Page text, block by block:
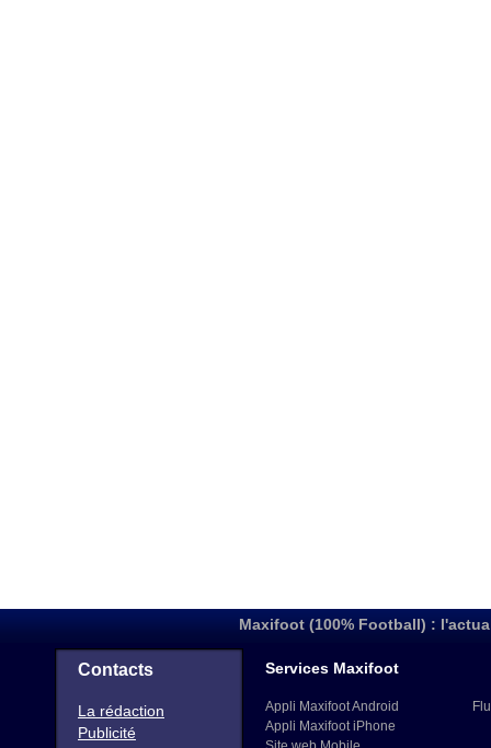
Maxifoot (100% Football) :
Contacts
La rédaction
Publicité
Services Maxifoot
Appli Maxifoot Android
Appli Maxifoot iPhone